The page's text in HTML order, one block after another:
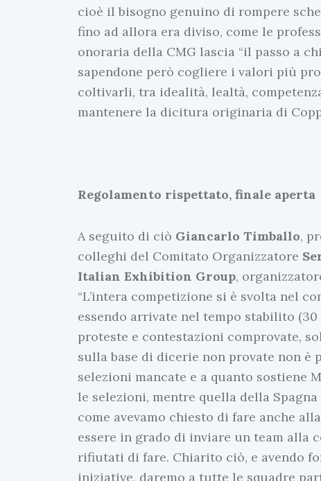
cioè il bisogno genuino di rompere
fino ad allora era diviso, come le
onoraria della CMG lascia “il passo a
sapendone però cogliere i valori più
coltivarli, tra idealità, lealtà,
mantenere la dicitura originaria di
Regolamento rispettato, finale aperta
A seguito di ciò Giancarlo Timballo,
colleghi del Comitato Organizzatore
Italian Exhibition Group,
“L’intera competizione si è svolta nel
essendo arrivate nel tempo stabilito
proteste e contestazioni comprovate,
sulla base di dicerie non provate non è
selezioni mancate e a quanto sostiene
le selezioni, mentre quella della
come avevamo chiesto di fare anche
essere in grado di inviare un team alla
rifiutati di fare. Chiarito ciò, e avendo
iniziative, daremo a tutte le squadre